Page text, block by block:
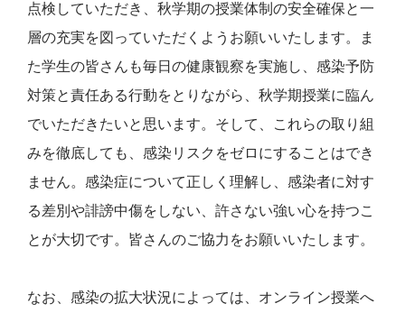
点検していただき、秋学期の授業体制の安全確保と一
層の充実を図っていただくようお願いいたします。ま
た学生の皆さんも毎日の健康観察を実施し、感染予防
対策と責任ある行動をとりながら、秋学期授業に臨ん
でいただきたいと思います。そして、これらの取り組
みを徹底しても、感染リスクをゼロにすることはでき
ません。感染症について正しく理解し、感染者に対す
る差別や誹謗中傷をしない、許さない強い心を持つこ
とが大切です。皆さんのご協力をお願いいたします。
なお、感染の拡大状況によっては、オンライン授業へ